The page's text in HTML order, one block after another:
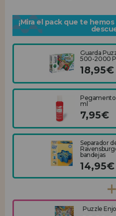
¡Mira el pack que te
Guarda
500-2000
18,95€
Pegamento
ml
7,95€
Separador
bandejas
14,95€
Puzzle